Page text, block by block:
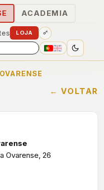
ACADEMIA
LOJA
← VOLTAR
Ovarense, 26